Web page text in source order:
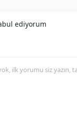
ediyorum
ilk yorumu siz yazın,